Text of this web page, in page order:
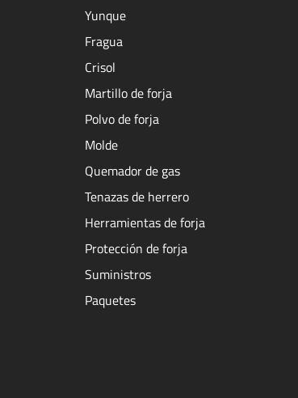
Yunque
Fragua
Crisol
Martillo de forja
Polvo de forja
Molde
Quemador de gas
Tenazas de herrero
Herramientas de forja
Protección de forja
Suministros
Paquetes